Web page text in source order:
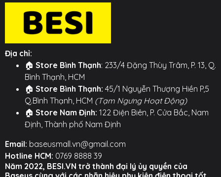
cong, đảm bảo độ bền cao.
🛡️ Lõi Dày, Sạc An Toàn & Mát Mẻ: Với 7 lõi dây đồng
dày bên trong, cáp đảm bảo truyền tải dòng điện lớn
một cách ổn định, chống quá nhiệt và bảo vệ an toàn
tối đa cho các thiết bị của bạn trong quá trình sạc.
⚙️ TÍNH NĂNG NỔI BẬT ⚙️
○ Thiết kế 1 ra 2 cổng Type-C, sạc đồng thời 2 thiết bị.
○ Hỗ trợ sạc nhanh công suất cao cho laptop và điện
○ Chip BPS thông minh tự động phân bổ dòng điện.
Địa chỉ:
🏠 Store Bình Thạnh: 233/4 Đặng Thùy Trâm, P. 13, Q.
Bình Thạnh, HCM
🏠 Store Bình Thạnh: 45/1 Nguyễn Thượng Hiền P,5
Q.Bình Thạnh, HCM (Tạm Ngưng Hoạt Động)
🏠 Store Nam Định: 122 Điện Biên, P. Cửa Bắc, Nam
Định, Thành phố Nam Định
Email: baseusmall.vn@gmail.com
Hotline HCM: 0769 8888 39
Năm 2022, BESI.VN trở thành đại lý ủy quyền của